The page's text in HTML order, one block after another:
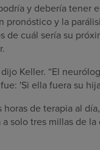
y debería tener
pronóstico y la
de cuál sería su
Keller. “El
'Si ella fuera su
de terapia al
solo tres millas de la